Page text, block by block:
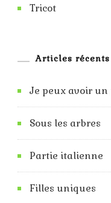
Tricot
Articles récents
Je peux avoir
Sous les arbres
Partie italienne
Filles uniques